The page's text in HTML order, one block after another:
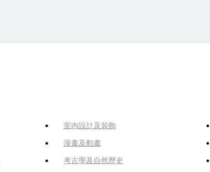
室內設計及裝飾
漫畫及動畫
考古學及自然歷史